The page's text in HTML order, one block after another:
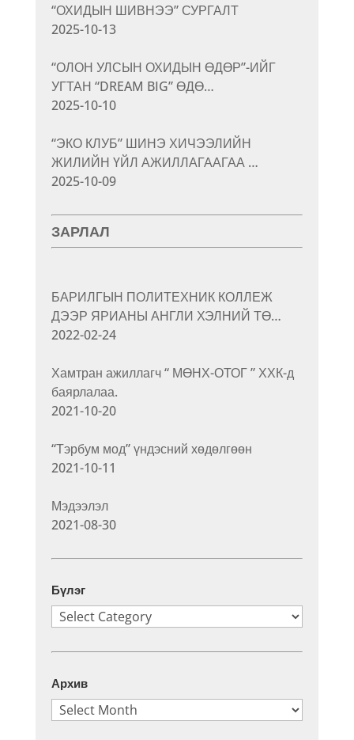
“ОХИДЫН ШИВНЭЭ” СУРГАЛТ
2025-10-13
“ОЛОН УЛСЫН ОХИДЫН ӨДӨР”-ИЙГ
УГТАН “DREAM BIG” ӨДӨ…
2025-10-10
“ЭКО КЛУБ” ШИНЭ ХИЧЭЭЛИЙН
ЖИЛИЙН ҮЙЛ АЖИЛЛАГААГАА …
2025-10-09
ЗАРЛАЛ
БАРИЛГЫН ПОЛИТЕХНИК КОЛЛЕЖ
ДЭЭР ЯРИАНЫ АНГЛИ ХЭЛНИЙ ТӨ…
2022-02-24
Хамтран ажиллагч “ МӨНХ-ОТОГ ” ХХК-д
баярлалаа.
2021-10-20
“Тэрбум мод” үндэсний хөдөлгөөн
2021-10-11
Мэдээлэл
2021-08-30
Бүлэг
Бүлэг
Архив
Архив